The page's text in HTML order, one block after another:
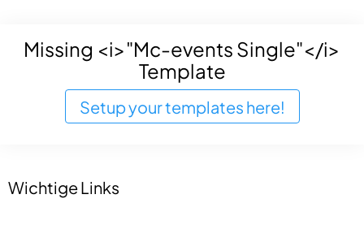
Missing <i>"Mc-events Single"</i>
Template
Setup your templates here!
Wichtige Links